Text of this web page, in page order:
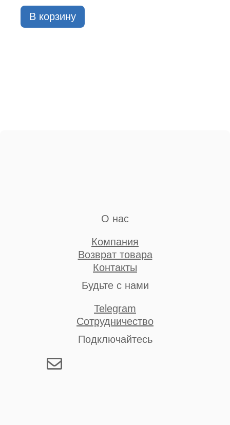
В корзину
О нас
Компания
Возврат товара
Контакты
Будьте с нами
Telegram
Сотрудничество
Подключайтесь